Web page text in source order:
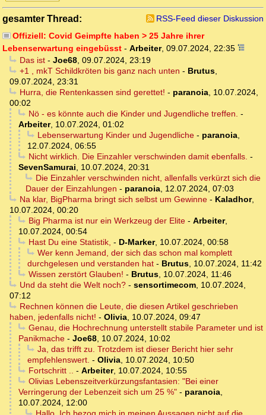
gesamter Thread:
RSS-Feed dieser Diskussion
Offiziell: Covid Geimpfte haben > 25 Jahre ihrer
Lebenserwartung eingebüsst - Arbeiter, 09.07.2024, 22:35
Das ist- Joe68, 09.07.2024, 23:19
+1 , mkT Schildkröten bis ganz nach unten - Brutus,
09.07.2024, 23:31
Hurra, die Rentenkassen sind gerettet! - paranoia, 10.07.2024,
00:02
Nö - es könnte auch die Kinder und Jugendliche treffen. -
Arbeiter, 10.07.2024, 01:02
Lebenserwartung Kinder und Jugendliche- paranoia,
12.07.2024, 06:55
Nicht wirklich. Die Einzahler verschwinden damit ebenfalls. -
SevenSamurai, 10.07.2024, 20:31
Die Einzahler verschwinden nicht, allenfalls verkürzt sich die
Dauer der Einzahlungen - paranoia, 12.07.2024, 07:03
Na klar, BigPharma bringt sich selbst um Gewinne- Kaladhor,
10.07.2024, 00:20
Big Pharma ist nur ein Werkzeug der Elite- Arbeiter,
10.07.2024, 00:54
Hast Du eine Statistik, - D-Marker, 10.07.2024, 00:58
Wer kenn Jemand, der sich das schon mal komplett
durchgelesen und verstanden hat - Brutus, 10.07.2024, 11:42
Wissen zerstört Glauben! - Brutus, 10.07.2024, 11:46
Und da steht die Welt noch?- sensortimecom, 10.07.2024,
07:12
Rechnen können die Leute, die diesen Artikel geschrieben
haben, jedenfalls nicht! - Olivia, 10.07.2024, 09:47
Genau, die Hochrechnung unterstellt stabile Parameter und ist
Panikmache - Joe68, 10.07.2024, 10:02
Ja, das trifft zu. Trotzdem ist dieser Bericht hier sehr
empfehlenswert. - Olivia, 10.07.2024, 10:50
Fortschritt .. - Arbeiter, 10.07.2024, 10:55
Olivias Lebenszeitverkürzungsfantasien: "Bei einer
Verringerung der Lebenzeit sich um 25 %" - paranoia,
10.07.2024, 12:00